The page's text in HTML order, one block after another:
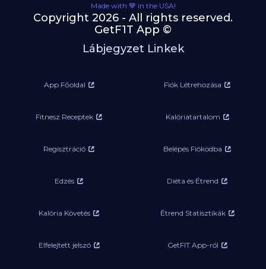
Made with 💙 in the USA!
Copyright 2026 - All rights reserved.
GetF1T App ©
Lábjegyzet Linkek
App Főoldal Fiók Létrehozása
Fitnesz Receptek Kalóriatartalom
Regisztráció Belépés Fiókodba
Edzés Diéta és Étrend
Kalória Követés Étrend Statisztikák
Elfelejtett jelszó GetFIT App-ról